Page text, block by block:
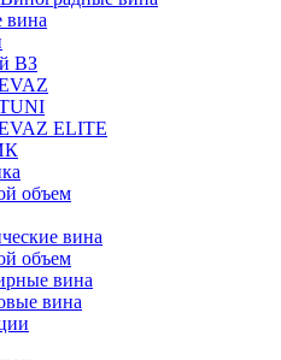
вина
ВЗ
ELITE
объем
вина
объем
вина
вина